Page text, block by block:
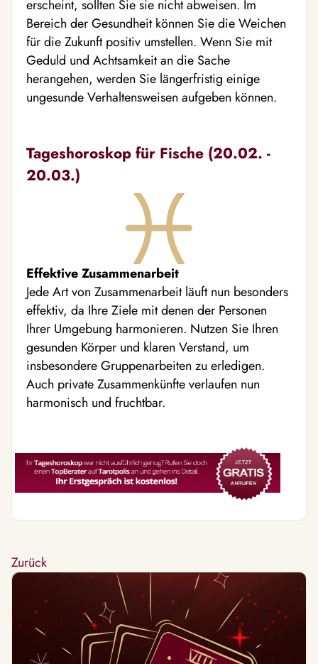
erscheint, sollten Sie sie nicht abweisen. Im
Bereich der Gesundheit können Sie die Weichen
für die Zukunft positiv umstellen. Wenn Sie mit
Geduld und Achtsamkeit an die Sache
herangehen, werden Sie längerfristig einige
ungesunde Verhaltensweisen aufgeben können.
Tageshoroskop für Fische (20.02. -
20.03.)
Effektive Zusammenarbeit
Jede Art von Zusammenarbeit läuft nun besonders
effektiv, da Ihre Ziele mit denen der Personen
Ihrer Umgebung harmonieren. Nutzen Sie Ihren
gesunden Körper und klaren Verstand, um
insbesondere Gruppenarbeiten zu erledigen.
Auch private Zusammenkünfte verlaufen nun
harmonisch und fruchtbar.
Zurück